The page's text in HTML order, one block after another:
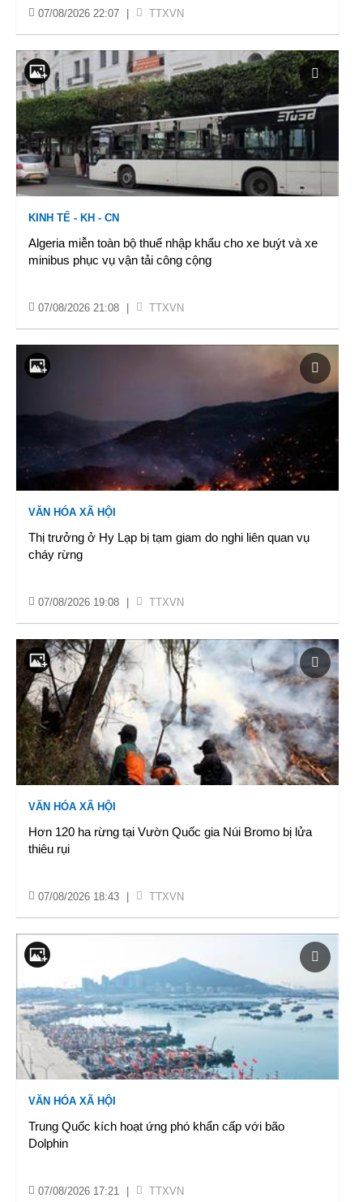
07/08/2026 22:07 TTXVN
KINH TẾ - KH - CN
Algeria miễn toàn bộ thuế nhập khẩu cho xe buýt và xe
minibus phục vụ vận tải công cộng
07/08/2026 21:08 TTXVN
VĂN HÓA XÃ HỘI
Thị trưởng ở Hy Lạp bị tạm giam do nghi liên quan vụ
cháy rừng
07/08/2026 19:08 TTXVN
VĂN HÓA XÃ HỘI
Hơn 120 ha rừng tại Vườn Quốc gia Núi Bromo bị lửa
thiêu rụi
07/08/2026 18:43 TTXVN
VĂN HÓA XÃ HỘI
Trung Quốc kích hoạt ứng phó khẩn cấp với bão
Dolphin
07/08/2026 17:21 TTXVN